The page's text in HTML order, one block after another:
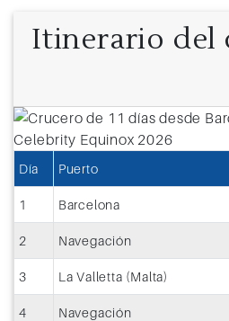
Itinerario del
Día Puerto
1 Barcelona
2 Navegación
3 La Valletta (Malta)
4 Navegación